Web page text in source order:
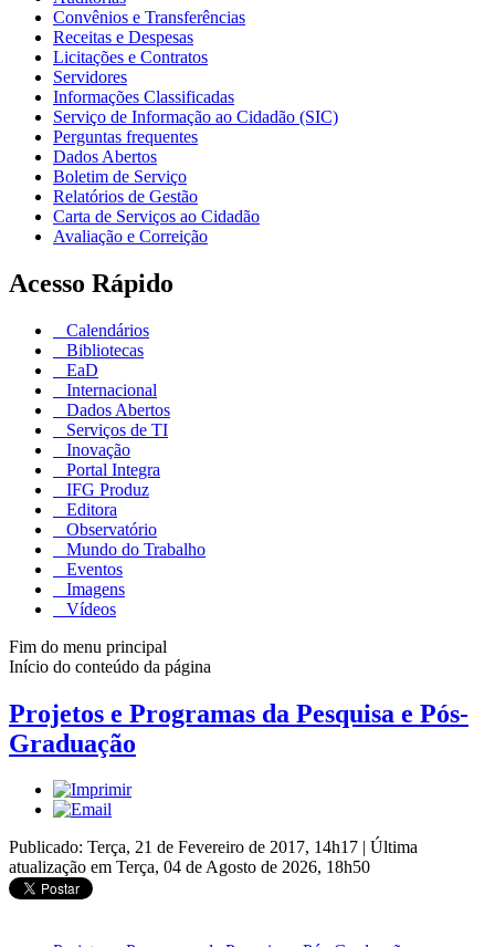
Convênios e Transferências
Receitas e Despesas
Licitações e Contratos
Servidores
Informações Classificadas
Serviço de Informação ao Cidadão (SIC)
Perguntas frequentes
Dados Abertos
Boletim de Serviço
Relatórios de Gestão
Carta de Serviços ao Cidadão
Avaliação e Correição
Acesso Rápido
Calendários
Bibliotecas
EaD
Internacional
Dados Abertos
Serviços de TI
Inovação
Portal Integra
IFG Produz
Editora
Observatório
Mundo do Trabalho
Eventos
Imagens
Vídeos
Fim do menu principal
Início do conteúdo da página
Projetos e Programas da Pesquisa e Pós-
Graduação
Publicado: Terça, 21 de Fevereiro de 2017, 14h17 | Última
atualização em Terça, 04 de Agosto de 2026, 18h50